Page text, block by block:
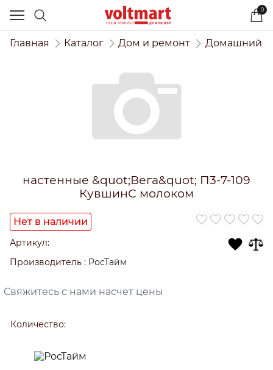
0
Главная Каталог Дом и ремонт Домашний
настенные &quot;Вега&quot; П3-7-109
КувшинС молоком
Нет в наличии
Артикул:
Производитель : РосТайм
Свяжитесь с нами насчет цены
Количество: